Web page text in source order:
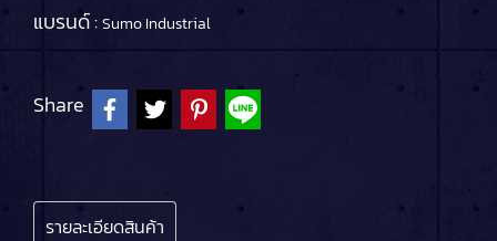
แบรนด์ :Sumo Industrial
Share
รายละเอียดสินค้า